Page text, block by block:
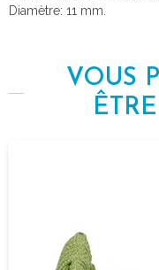
Diamètre: 11 mm.
VOUS